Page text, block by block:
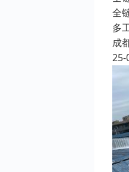
全
多
成
25-